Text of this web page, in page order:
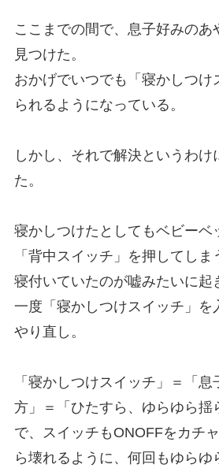
ここまでの間で、息子好みのあ
見つけた。
おかげでいつでも「寝かしつけ
られるようになっている。
しかし、それで解決というわけ
た。
寝かしつけたとしてもベビーベ
「背中スイッチ」を押してし
寝付いていたのが嘘みたいに起
一度「寝かしつけスイッチ」を
やり直し。
「寝かしつけスイッチ」＝「息
方」＝「ひたすら、ゆらゆら揺
で、スイッチもONOFFをカチ
ら壊れるように、何回もゆらゆ